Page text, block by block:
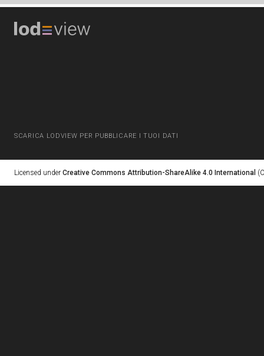
SCARICA LODVIEW PER PUBBLICARE I TUOI DATI
Licensed under Creative Commons Attribution-ShareAlike 4.0 International